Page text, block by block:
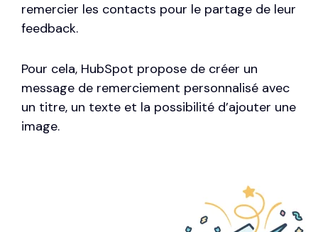
remercier les contacts pour le partage de leur
feedback.
Pour cela, HubSpot propose de créer un
message de remerciement personnalisé avec
un titre, un texte et la possibilité d’ajouter une
image.